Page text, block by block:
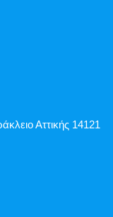
Αττικής 14121